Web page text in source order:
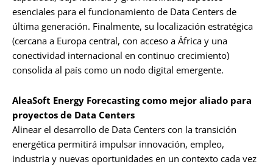
esenciales para el funcionamiento de Data Centers de
última generación. Finalmente, su localización estratégica
(cercana a Europa central, con acceso a África y una
conectividad internacional en continuo crecimiento)
consolida al país como un nodo digital emergente.
AleaSoft Energy Forecasting como mejor aliado para
proyectos de Data Centers
Alinear el desarrollo de Data Centers con la transición
energética permitirá impulsar innovación, empleo,
industria y nuevas oportunidades en un contexto cada vez